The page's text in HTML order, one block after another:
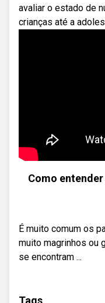
avaliar o estado de
crianças até a
Como
É muito comum os
muito magrinhos ou
se encontram ...
Tags